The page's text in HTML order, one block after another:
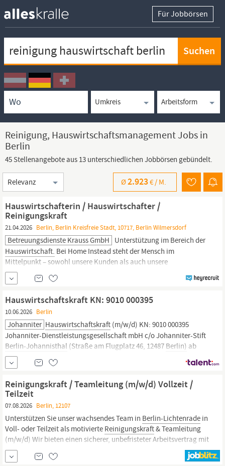
Für Jobbörsen
Ortssuche
Umkreissuche
Arbeitsform
Reinigung, Hauswirtschaftsmanagement Jobs in
Berlin
45 Stellenangebote aus 13 unterschiedlichen Jobbörsen gebündelt.
Sortierung
Ø2.923€ / M.
Hauswirtschafterin / Hauswirtschafter /
Reinigungskraft
21.04.2026 Berlin, Berlin Kreisfreie Stadt, 10717, Berlin Wilmersdorf
Betreuungsdienste Krauss GmbH Unterstützung im Bereich der
Hauswirtschaft. Bei Home Instead steht der Mensch im
Mittelpunkt – sowohl unsere Kunden als auch unsere
Mitarbeitenden. Ihre Aufgaben • Allgemeine
Wohnräume. • Waschen, Bügeln, Einräumen - allgemeine
Lebensmitteln. • Zubereitung kleinerer...
Hauswirtschaftskraft KN: 9010 000395
10.06.2026 Berlin
Johanniter Hauswirtschaftskraft (m/w/d) KN: 9010 000395
Johanniter-Dienstleistungsgesellschaft mbH c/o Johanniter-Stift
Berlin-Johannisthal (Straße am Flugplatz 46, 12487 Berlin) ab
sofort, 12 Monate mit Option auf Verlängerung/ Entfristung
Teilzeit, 20 Stunden/Woche „Exzellenter Service ist eine Garantie
Reinigungskraft / Teamleitung (m/w/d) Vollzeit /
Teilzeit
07.08.2026 Berlin, 12107
Unterstützen Sie unser wachsendes Team in Berlin-Lichtenrade in
Voll- oder Teilzeit als motivierte Reinigungskraft& Teamleitung
(m/w/d) Wir bieten einen sicherer, unbefristeter Arbeitsvertrag mit
Einsatz nur in unserer Einrichtung eine Funktionszulage als
Teamleitung
Reinigung Jahressonderzahlungen bis zu 3.000...